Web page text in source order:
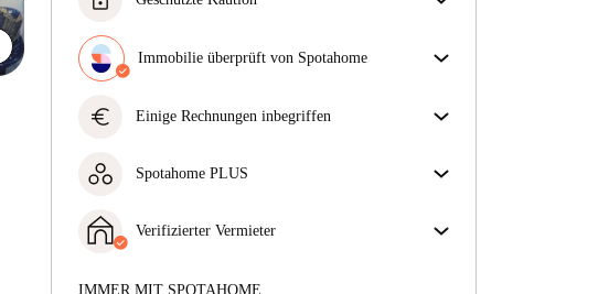
Kaution nicht zurückzahlt, tun wir es.
Mehr Informationen
Immobilie überprüft von Spotahome
sicherzustellen, dass du genau das bekommst, was du
Mehr über die Verifizierung
euro Einige Rechnungen inbegriffen
Sieh dir die Beschreibung des Inserats an, um zu
Spotahome PLUS
indem Zugang zu höchsten Sicherheitsstandards und
zusätzlicher Unterstützung während der Mietdauer
Verifizierter Vermieter
Mehr über diesen Vermieter
IMMER MIT SPOTAHOME